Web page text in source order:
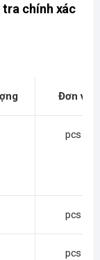
tra chính xác
Đơn vị
pcs
pcs
pcs